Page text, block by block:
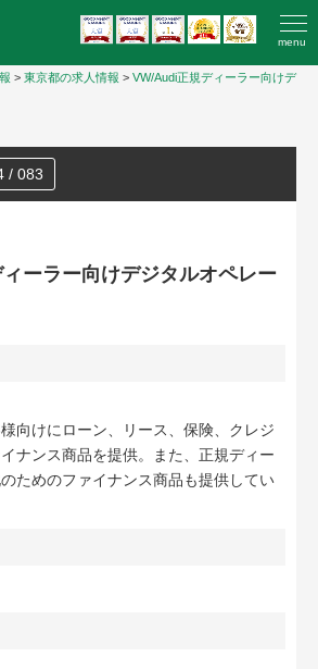
menu
> 東京都の求人情報 > VW/Audi正規ディーラー向けデ
/ 083
ーラー向けデジタルオペレー
向けにローン、リース、保険、クレジ
ナンス商品を提供。また、正規ディー
ためのファイナンス商品も提供してい